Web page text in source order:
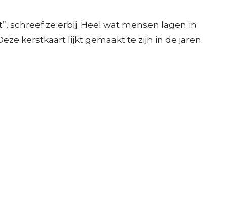
schreef ze erbij. Heel wat mensen lagen in
kerstkaart lijkt gemaakt te zijn in de jaren